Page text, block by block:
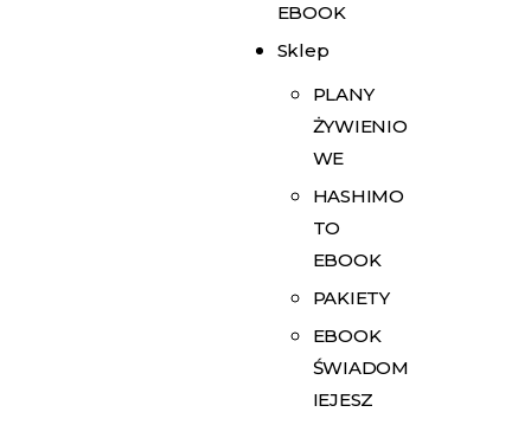
EBOOK
Sklep
PLANY
ŻYWIENIO
WE
HASHIMO
TO
EBOOK
PAKIETY
EBOOK
ŚWIADOM
IEJESZ